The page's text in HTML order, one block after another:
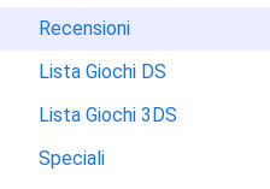
Recensioni
Lista Giochi DS
Lista Giochi 3DS
Speciali